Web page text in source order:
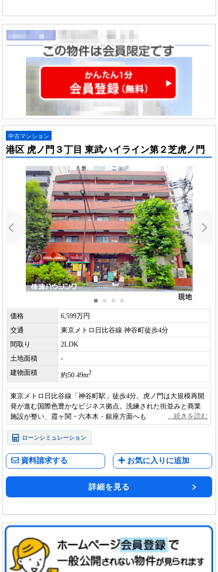
中古マンション
港区 虎ノ門３丁目 東武ハイライン第２芝虎ノ門
価格
6,599万円
交通
東京メトロ日比谷線 神谷町徒歩4分
間取り
2LDK
土地面積
-
建物面積
約50.49m2
東京メトロ日比谷線「神谷町駅」徒歩4分。虎ノ門は大規模再開
発が進む国際色豊かなビジネス拠点。洗練された街並みと商業
施設が整い、霞ヶ関・六本木・銀座方面へもアクセス良好で、
都心生活を満喫できる魅力的な物件です。
ローンシミュレーション
資料請求する お気に入りに追加
詳細を見る